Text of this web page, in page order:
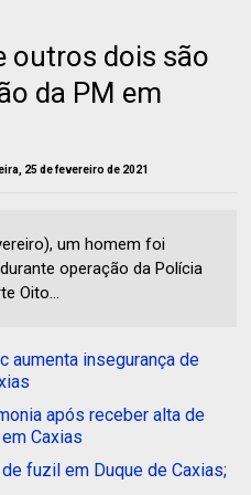
outros dois são
da PM em
25 de fevereiro de 2021
um homem foi
operação da Polícia
Oito...
aumenta insegurança de
após receber alta de
Caxias
fuzil em Duque de Caxias;